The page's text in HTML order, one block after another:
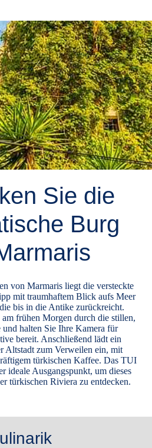
Sie die
Burg
von Marmaris liegt die versteckte
mit traumhaftem Blick aufs Meer
bis in die Antike zurückreicht.
am frühen Morgen durch die stillen,
und halten Sie Ihre Kamera für
bereit. Anschließend lädt ein
Altstadt zum Verweilen ein, mit
türkischen Kaffee. Das TUI
ideale Ausgangspunkt, um dieses
türkischen Riviera zu entdecken.